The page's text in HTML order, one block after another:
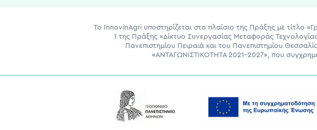
Το InnovinAgri υποστηρίζεται στο πλαίσιο της Πράξης με τίτλο
1 της Πράξης «Δίκτυο Συνεργασίας Μεταφοράς
Πανεπιστημίου Πειραιά και του Πανεπιστημίου
«ΑΝΤΑΓΩΝΙΣΤΙΚΟΤΗΤΑ 2021-2027», που